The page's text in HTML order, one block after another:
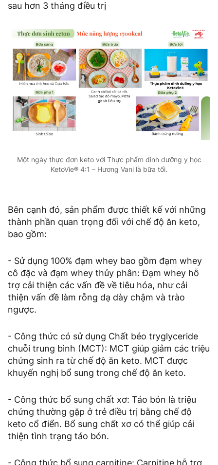
sau hơn 3 tháng điều trị
Một ngày thực đơn keto với Thực phẩm dinh dưỡng y học
KetoVie® 4:1 – Hương Vani là bữa tối.
Bên cạnh đó, sản phẩm được thiết kế với những
thành phần quan trọng đối với chế độ ăn keto,
bao gồm:
- Sử dụng 100% đạm whey bao gồm đạm whey
cô đặc và đạm whey thủy phân: Đạm whey hỗ
trợ cải thiện các vấn đề về tiêu hóa, như cải
thiện vấn đề làm rỗng dạ dày chậm và trào
ngược.
- Công thức có sử dụng Chất béo tryglyceride
chuỗi trung bình (MCT): MCT giúp giảm các triệu
chứng sinh ra từ chế độ ăn keto. MCT được
khuyến nghị bổ sung trong chế độ ăn keto.
- Công thức bổ sung chất xơ: Táo bón là triệu
chứng thường gặp ở trẻ điều trị bằng chế độ
keto cổ điển. Bổ sung chất xơ có thể giúp cải
thiện tình trạng táo bón.
- Công thức bổ sung carnitine: Carnitine hỗ trợ